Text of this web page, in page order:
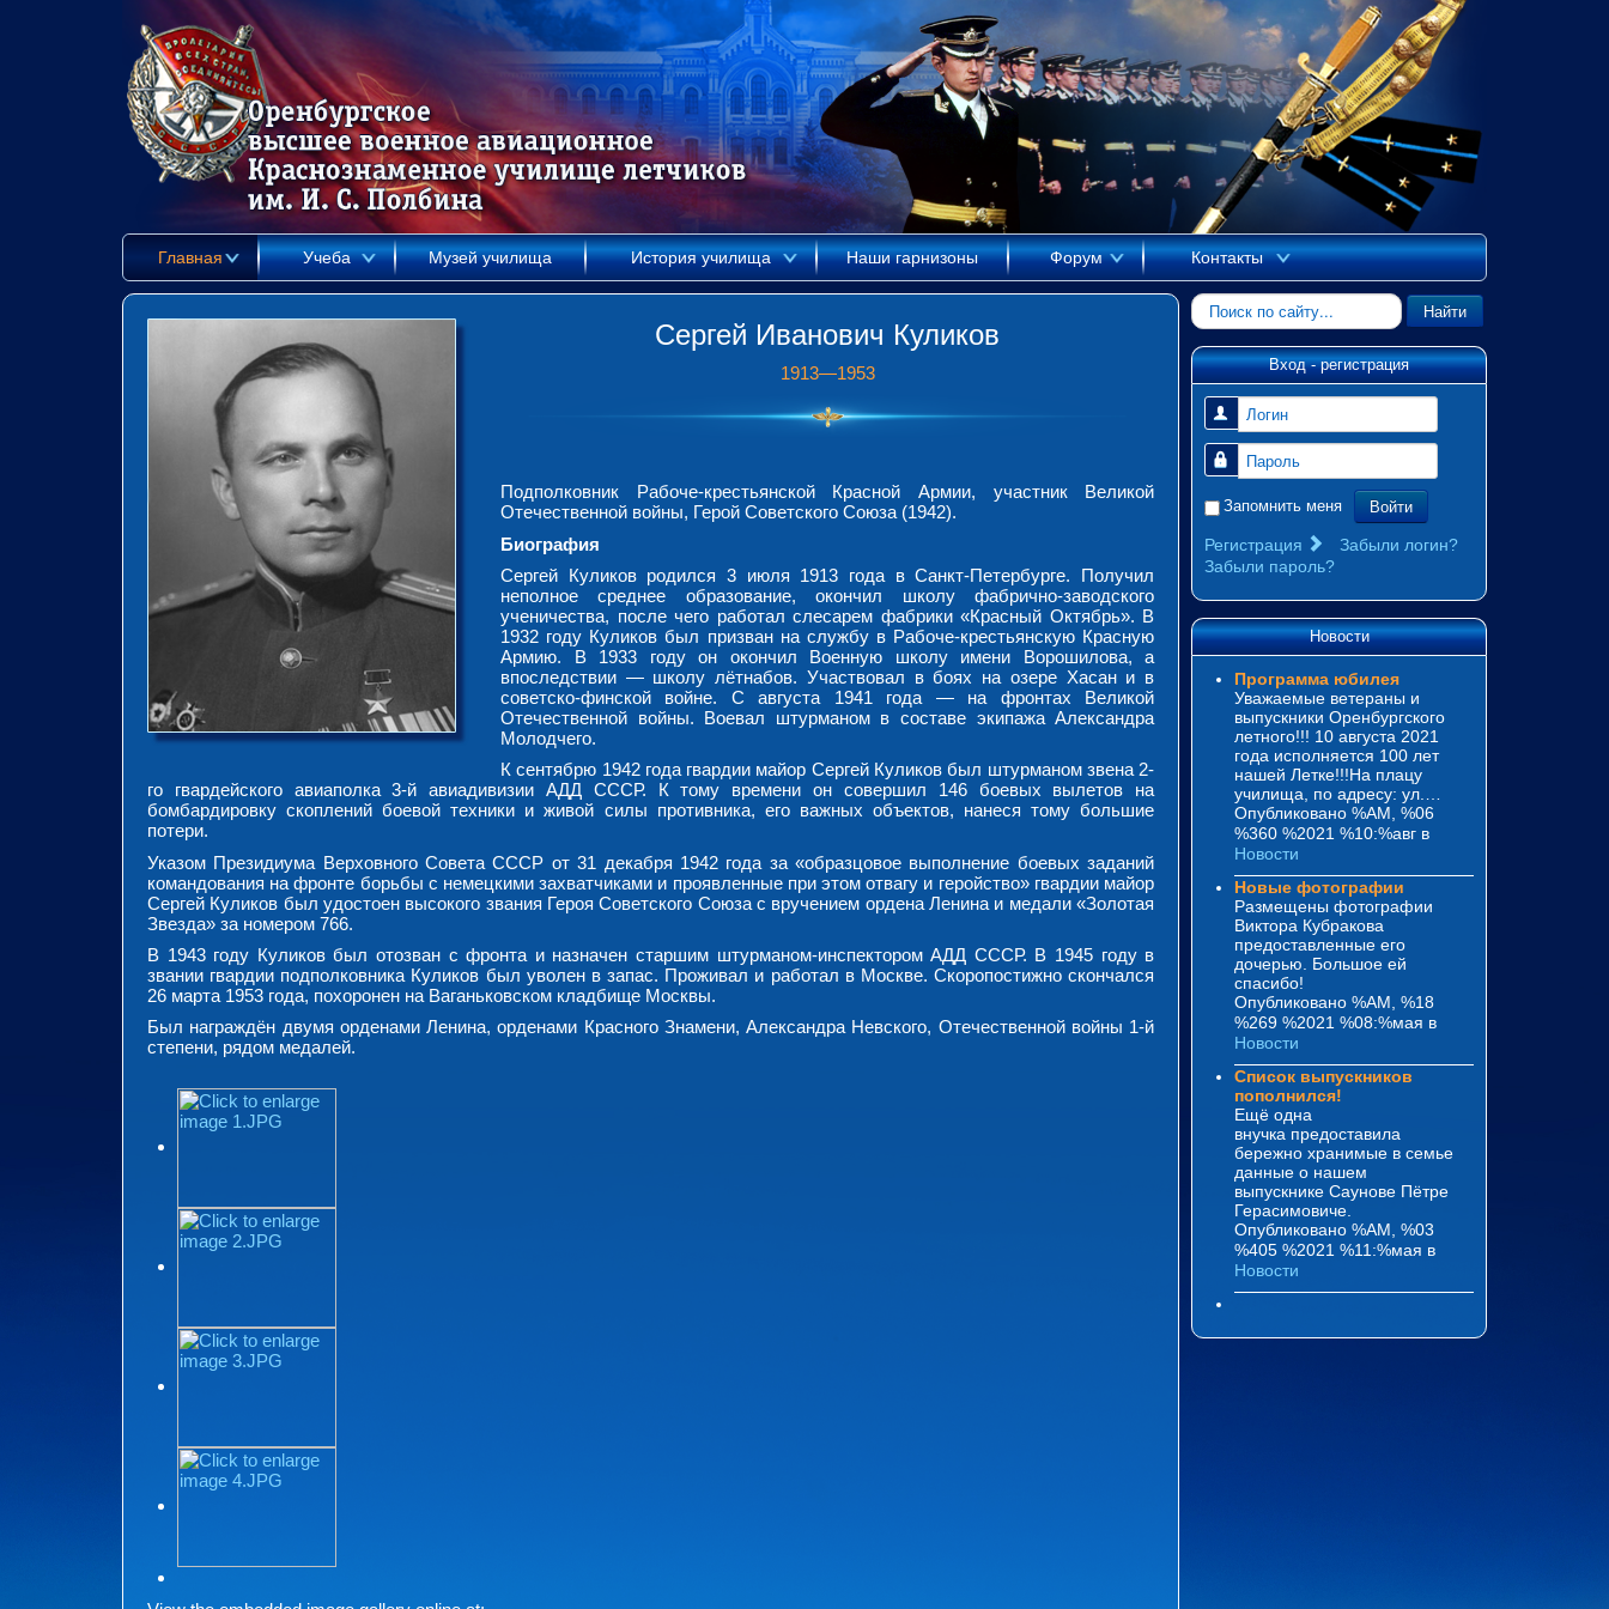
Главная Учеба Музей училища История училища Наши гарнизоны Форум Контакты
Сергей Иванович Куликов
1913—1953
Подполковник Рабоче-крестьянской Красной Армии, участник Великой
Отечественной войны, Герой Советского Союза (1942).
Биография
Сергей Куликов родился 3 июля 1913 года в Санкт-Петербурге. Получил
неполное среднее образование, окончил школу фабрично-заводского
ученичества, после чего работал слесарем фабрики «Красный Октябрь». В
1932 году Куликов был призван на службу в Рабоче-крестьянскую Красную
Армию. В 1933 году он окончил Военную школу имени Ворошилова, а
впоследствии — школу лётнабов. Участвовал в боях на озере Хасан и в
советско-финской войне. С августа 1941 года — на фронтах Великой
Отечественной войны. Воевал штурманом в составе экипажа Александра
Молодчего.
К сентябрю 1942 года гвардии майор Сергей Куликов был штурманом звена 2-
го гвардейского авиаполка 3-й авиадивизии АДД СССР. К тому времени он совершил 146 боевых вылетов на
бомбардировку скоплений боевой техники и живой силы противника, его важных объектов, нанеся тому большие
потери.
Указом Президиума Верховного Совета СССР от 31 декабря 1942 года за «образцовое выполнение боевых заданий
командования на фронте борьбы с немецкими захватчиками и проявленные при этом отвагу и геройство» гвардии майор
Сергей Куликов был удостоен высокого звания Героя Советского Союза с вручением ордена Ленина и медали «Золотая
Звезда» за номером 766.
В 1943 году Куликов был отозван с фронта и назначен старшим штурманом-инспектором АДД СССР. В 1945 году в
звании гвардии подполковника Куликов был уволен в запас. Проживал и работал в Москве. Скоропостижно скончался
26 марта 1953 года, похоронен на Ваганьковском кладбище Москвы.
Был награждён двумя орденами Ленина, орденами Красного Знамени, Александра Невского, Отечественной войны 1-й
степени, рядом медалей.
Искать... Найти
Вход - регистрация
Логин
Пароль
Запомнить меня Войти
Регистрация
Забыли логин?
Забыли пароль?
Новости
Программа юбилея
Уважаемые ветераны и
выпускники Оренбургского
летного!!! 10 августа 2021
года исполняется 100 лет
нашей Летке!!!На плацу
училища, по адресу: ул.…
Опубликовано %AM, %06
%360 %2021 %10:%авг в
Новости
Новые фотографии
Размещены фотографии
Виктора Кубракова
предоставленные его
дочерью. Большое ей
спасибо!
Опубликовано %AM, %18
%269 %2021 %08:%мая в
Новости
Список выпускников
пополнился!
Ещё одна
внучка предоставила
бережно хранимые в семье
данные о нашем
выпускнике Саунове Пётре
Герасимовиче.
Опубликовано %AM, %03
%405 %2021 %11:%мая в
Новости